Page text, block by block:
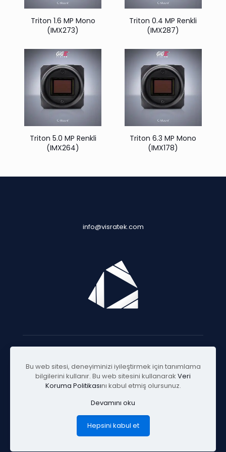
Triton 1.6 MP Mono
(IMX273)
Triton 0.4 MP Renkli
(IMX287)
Triton 5.0 MP Renkli
(IMX264)
Triton 6.3 MP Mono
(IMX178)
info@visratek.com
© 2025 Visratek
Bu web sitesi, deneyiminizi iyileştirmek için tanımlama
bilgilerini kullanır. Bu web sitesini kullanarak Veri
Koruma Politikasını kabul etmiş olursunuz.
Devamını oku
Hepsini kabul et